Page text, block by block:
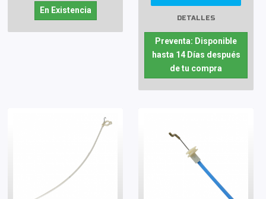
En Existencia
DETALLES
Preventa: Disponible
hasta 14 Días después
de tu compra